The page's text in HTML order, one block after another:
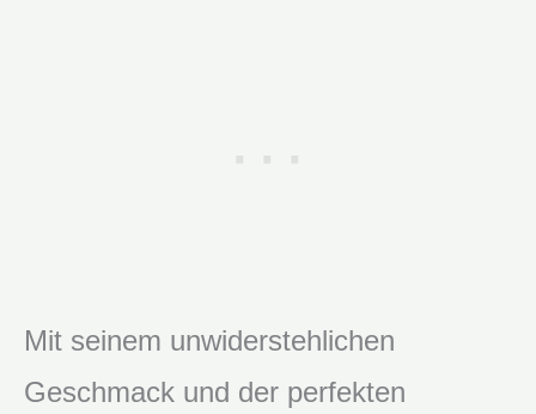
Mit seinem unwiderstehlichen
Geschmack und der perfekten